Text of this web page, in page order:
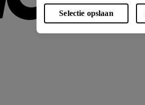
Selectie opslaan